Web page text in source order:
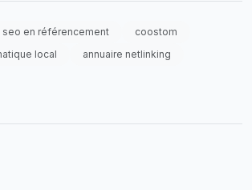
seo en référencement
coostom
local
annuaire netlinking